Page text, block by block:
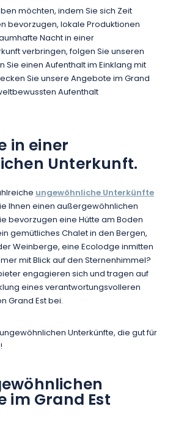
möchten, indem Sie sich Zeit
bevorzugen, lokale Produktionen
Nacht in einer
verbringen, folgen Sie unseren
Sie einen Aufenthalt im Einklang mit
Sie unsere Angebote im Grand
Aufenthalt
in einer
Unterkunft.
ungewöhnliche Unterkünfte
Ihnen einen außergewöhnlichen
bevorzugen eine Hütte am Boden
gemütliches Chalet in den Bergen,
Weinberge, eine Ecolodge inmitten
mit Blick auf den Sternenhimmel?
engagieren sich und tragen auf
eines verantwortungsvolleren
Grand Est bei.
Unterkünfte, die gut für
im Grand Est